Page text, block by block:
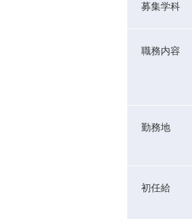
募集学科
職務内容
勤務地
初任給